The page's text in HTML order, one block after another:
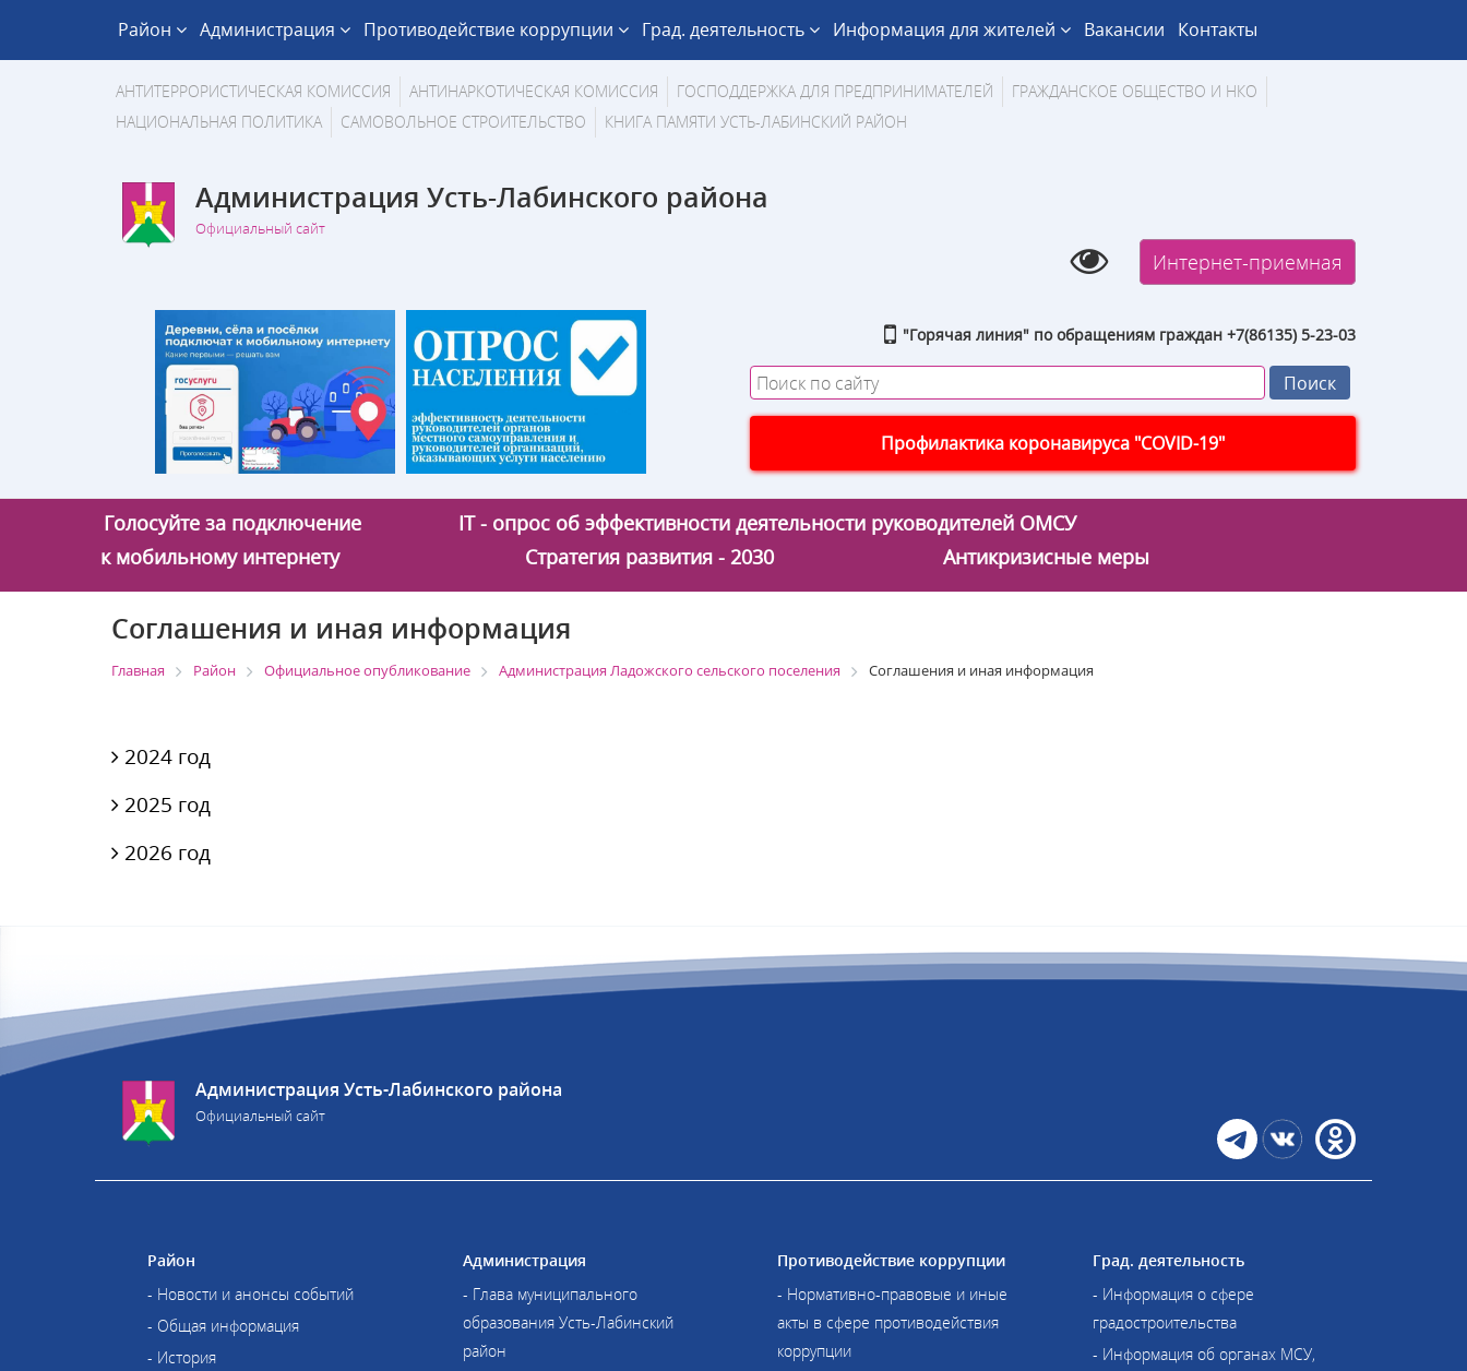
Район Администрация Противодействие коррупции Град. деятельность Информация для жителей Вакансии Контакты
АНТИТЕРРОРИСТИЧЕСКАЯ КОМИССИЯ АНТИНАРКОТИЧЕСКАЯ КОМИССИЯ ГОСПОДДЕРЖКА ДЛЯ ПРЕДПРИНИМАТЕЛЕЙ
ГРАЖДАНСКОЕ ОБЩЕСТВО И НКО
НАЦИОНАЛЬНАЯ ПОЛИТИКА
САМОВОЛЬНОЕ СТРОИТЕЛЬСТВО КНИГА ПАМЯТИ УСТЬ-ЛАБИНСКИЙ РАЙОН
Администрация Усть-Лабинского района
Официальный сайт
Интернет-приемная
"Горячая линия" по обращениям граждан +7(86135) 5-23-03
Профилактика коронавируса "COVID-19"
Голосуйте за подключение
IT - опрос об эффективности деятельности руководителей ОМСУ
к мобильному интернету
Стратегия развития - 2030 Антикризисные меры
Соглашения и иная информация
Главная Район Официальное опубликование Администрация Ладожского сельского поселения Соглашения и иная информация
2024 год
2025 год
2026 год
Администрация Усть-Лабинского района
Официальный сайт
Район
- Новости и анонсы событий
- Общая информация
- История
Администрация
- Глава муниципального
образования Усть-Лабинский
район
Противодействие коррупции
- Нормативно-правовые и иные
акты в сфере противодействия
коррупции
Град. деятельность
- Информация о сфере
градостроительства
- Информация об органах МСУ,